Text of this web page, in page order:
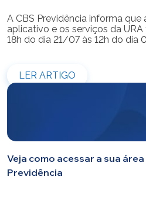
A CBS Previdência informa que
aplicativo e os serviços da
18h do dia 21/07 às 12h do dia
entre os dias 22/07 e 31/07.
simulações e contratações de
LER ARTIGO
Veja como acessar a sua
Previdência